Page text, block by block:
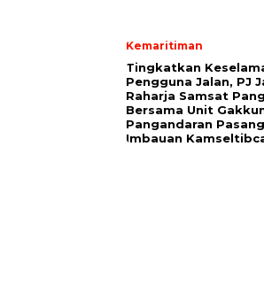
Kemaritiman
Tingkatkan
Pengguna Jalan, PJ
Raharja Samsat
Bersama Unit
Pangandaran
Imbauan